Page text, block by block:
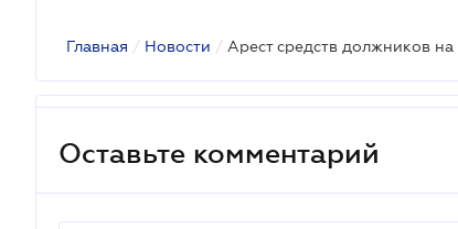
Главная / Новости /
Оставьте комментарий